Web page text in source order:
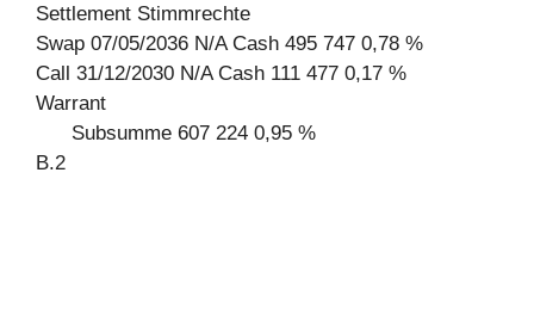
Settlement Stimmrechte
Swap 07/05/2036 N/A Cash 495 747 0,78 %
Call 31/12/2030 N/A Cash 111 477 0,17 %
Warrant
Subsumme 607 224 0,95 %
B.2